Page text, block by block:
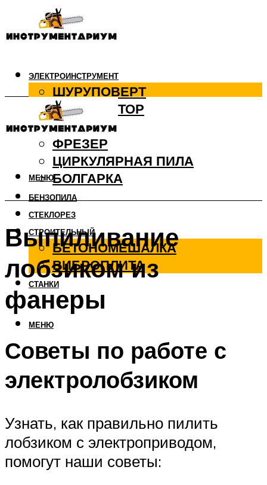
ЭЛЕКТРОИНСТРУМЕНТ
ШУРУПОВЕРТ
ПЕРФОРАТОР
ДРЕЛЬ
ФРЕЗЕР
ЦИРКУЛЯРНАЯ ПИЛА
БОЛГАРКА
БЕНЗОПИЛА
СТЕКЛОРЕЗ
СТРОИТЕЛЬНЫЙ
БЕТОНОМЕШАЛКА
ВИБРОПЛИТА
СТАНКИ
МЕНЮ
МЕНЮ
Выпиливание
лобзиком из
фанеры
Советы по работе с
электролобзиком
Узнать, как правильно пилить
лобзиком с электроприводом,
помогут наши советы: